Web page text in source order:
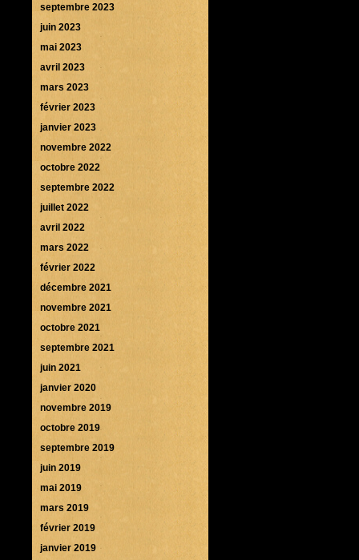
septembre 2023
juin 2023
mai 2023
avril 2023
mars 2023
février 2023
janvier 2023
novembre 2022
octobre 2022
septembre 2022
juillet 2022
avril 2022
mars 2022
février 2022
décembre 2021
novembre 2021
octobre 2021
septembre 2021
juin 2021
janvier 2020
novembre 2019
octobre 2019
septembre 2019
juin 2019
mai 2019
mars 2019
février 2019
janvier 2019